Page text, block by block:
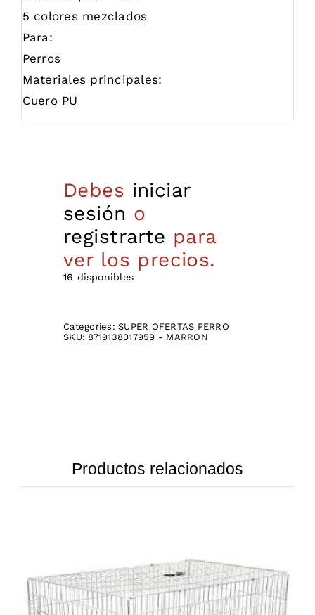
5 colores mezclados
Para:
Perros
Materiales principales:
Cuero PU
Debes iniciar
sesión o
registrarte para
ver los precios.
16 disponibles
Categories:SUPER OFERTAS PERRO
SKU: 8719138017959 - MARRON
Productos relacionados